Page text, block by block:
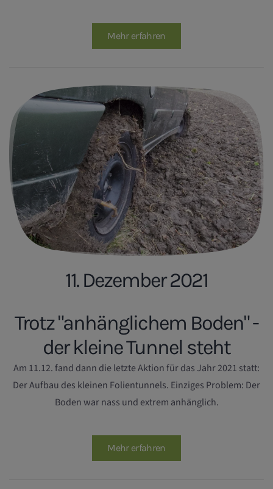
Mehr erfahren
11. Dezember 2021
Trotz "anhänglichem Boden" -
der kleine Tunnel steht
Am 11.12. fand dann die letzte Aktion für das Jahr 2021 statt:
Der Aufbau des kleinen Folientunnels. Einziges Problem: Der
Boden war nass und extrem anhänglich.
Mehr erfahren